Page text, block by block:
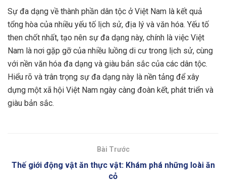
Sự đa dạng về thành phần dân tộc ở Việt Nam là kết quả
tổng hòa của nhiều yếu tố lịch sử, địa lý và văn hóa. Yếu tố
then chốt nhất, tạo nên sự đa dạng này, chính là việc Việt
Nam là nơi gặp gỡ của nhiều luồng di cư trong lịch sử, cùng
với nền văn hóa đa dạng và giàu bản sắc của các dân tộc.
Hiểu rõ và trân trọng sự đa dạng này là nền tảng để xây
dựng một xã hội Việt Nam ngày càng đoàn kết, phát triển và
giàu bản sắc.
Bài Trước
Thế giới động vật ăn thực vật: Khám phá những loài ăn
cỏ